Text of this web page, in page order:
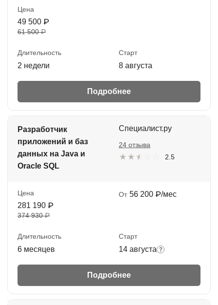
Цена
49 500 ₽
61 500 ₽
Длительность
2 недели
Старт
8 августа
Подробнее
Разработчик
приложений и баз
данных на Java и
Oracle SQL
Специалист.ру
2.5
24 отзыва
Цена
281 190 ₽
374 930 ₽
От 56 200 ₽/мес
Длительность
6 месяцев
Старт
14 августа
Подробнее